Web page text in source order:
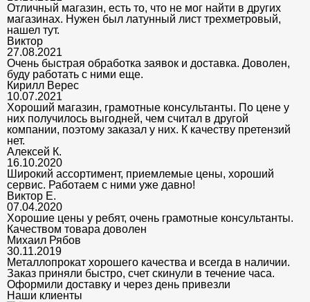
Отличный магазин, есть то, что не мог найти в других
магазинах. Нужен был латунный лист трехметровый,
нашел тут.
Виктор
27.08.2021
Очень быстрая обработка заявок и доставка. Доволен,
буду работать с ними еще.
Кирилл Верес
10.07.2021
Хороший магазин, грамотные консультанты. По цене у
них получилось выгодней, чем считал в другой
компании, поэтому заказал у них. К качеству претензий
нет.
Алексей К.
16.10.2020
Широкий ассортимент, приемлемые цены, хороший
сервис. Работаем с ними уже давно!
Виктор Е.
07.04.2020
Хорошие цены у ребят, очень грамотные консультанты.
Качеством товара доволен
Михаил Рябов
30.11.2019
Металлопрокат хорошего качества и всегда в наличии.
Заказ приняли быстро, счет скинули в течение часа.
Оформили доставку и через день привезли
Наши клиенты